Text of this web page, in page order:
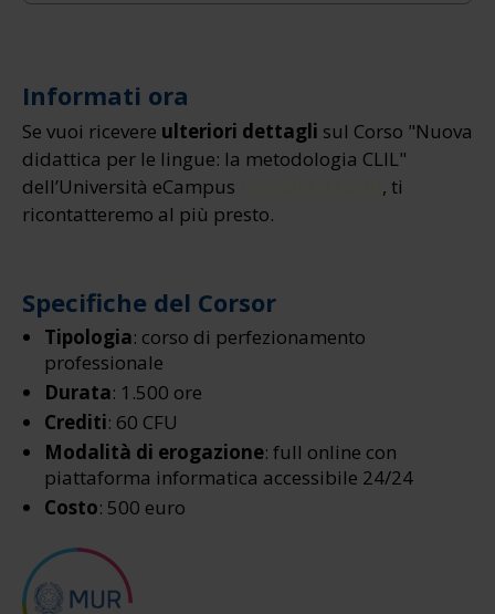
Informati ora
Se vuoi ricevere ulteriori dettagli sul Corso "Nuova
didattica per le lingue: la metodologia CLIL"
dell’Università eCampus
, ti
ricontatteremo al più presto.
Specifiche del Corsor
Tipologia: corso di perfezionamento
professionale
Durata: 1.500 ore
Crediti: 60 CFU
Modalità di erogazione: full online con
piattaforma informatica accessibile 24/24
Costo: 500 euro